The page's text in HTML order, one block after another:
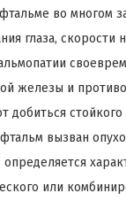
во многом
глаза, скорости
железы и
добиться
вызван
определяется
или